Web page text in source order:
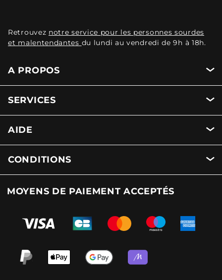
Retrouvez notre service pour les personnes sourdes
et malentendantes du lundi au vendredi de 9h à 18h.
A PROPOS
SERVICES
AIDE
CONDITIONS
MOYENS DE PAIEMENT ACCEPTÉS